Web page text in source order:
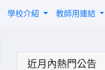
學校介紹 教師用連結
近月內熱門公告